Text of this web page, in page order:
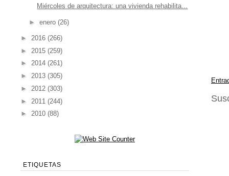
Miércoles de arquitectura: una vivienda rehabilita...
► enero (26)
► 2016 (266)
► 2015 (259)
► 2014 (261)
► 2013 (305)
► 2012 (303)
► 2011 (244)
► 2010 (88)
ETIQUETAS